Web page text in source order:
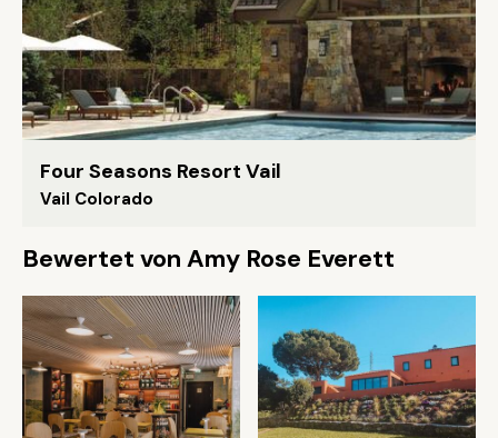
Four Seasons Resort Vail
Vail Colorado
Bewertet von Amy Rose Everett